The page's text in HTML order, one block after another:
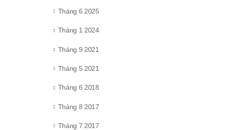
Tháng 6 2025
Tháng 1 2024
Tháng 9 2021
Tháng 5 2021
Tháng 6 2018
Tháng 8 2017
Tháng 7 2017